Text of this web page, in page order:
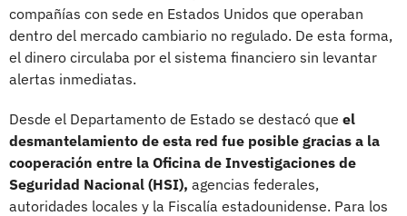
compañías con sede en Estados Unidos que operaban
dentro del mercado cambiario no regulado. De esta forma,
el dinero circulaba por el sistema financiero sin levantar
alertas inmediatas.
Desde el Departamento de Estado se destacó que el
desmantelamiento de esta red fue posible gracias a la
cooperación entre la Oficina de Investigaciones de
Seguridad Nacional (HSI), agencias federales,
autoridades locales y la Fiscalía estadounidense. Para los